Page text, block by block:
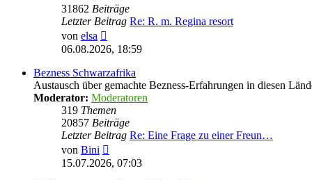
31862 Beiträge
Letzter Beitrag Re: R. m. Regina resort
von elsa
Beitrag
06.08.2026, 18:59
Bezness Schwarzafrika
Austausch über gemachte Bezness-Erfahrungen in diesen
Moderator: Moderatoren
319 Themen
20857 Beiträge
Letzter Beitrag Re: Eine Frage zu einer Freun…
von Bini
Beitrag
15.07.2026, 07:03